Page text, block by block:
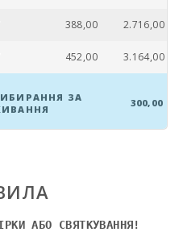
388,00 2.716,00
452,00 3.164,00
ЗА
300,00
АБО СВЯТКУВАННЯ!